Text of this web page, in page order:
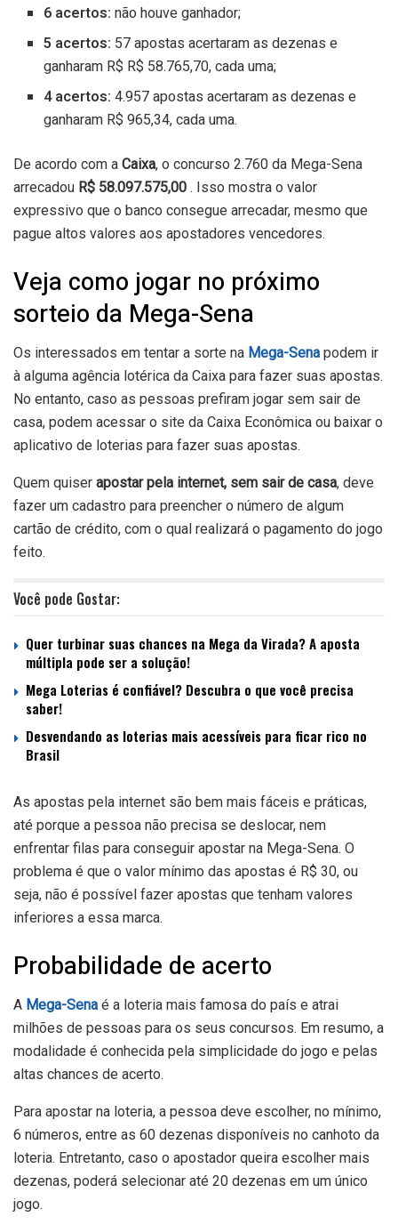
6 acertos: não houve ganhador;
5 acertos: 57 apostas acertaram as dezenas e
ganharam R$ R$ 58.765,70, cada uma;
4 acertos: 4.957 apostas acertaram as dezenas e
ganharam R$ 965,34, cada uma.
De acordo com a Caixa, o concurso 2.760 da Mega-Sena
arrecadou R$ 58.097.575,00 . Isso mostra o valor
expressivo que o banco consegue arrecadar, mesmo que
pague altos valores aos apostadores vencedores.
Veja como jogar no próximo
sorteio da Mega-Sena
Os interessados em tentar a sorte na Mega-Sena podem ir
à alguma agência lotérica da Caixa para fazer suas apostas.
No entanto, caso as pessoas prefiram jogar sem sair de
casa, podem acessar o site da Caixa Econômica ou baixar o
aplicativo de loterias para fazer suas apostas.
Quem quiser apostar pela internet, sem sair de casa, deve
fazer um cadastro para preencher o número de algum
cartão de crédito, com o qual realizará o pagamento do jogo
feito.
Você pode Gostar:
Quer turbinar suas chances na Mega da Virada? A aposta
múltipla pode ser a solução!
Mega Loterias é confiável? Descubra o que você precisa
saber!
Desvendando as loterias mais acessíveis para ficar rico no
Brasil
As apostas pela internet são bem mais fáceis e práticas,
até porque a pessoa não precisa se deslocar, nem
enfrentar filas para conseguir apostar na Mega-Sena. O
problema é que o valor mínimo das apostas é R$ 30, ou
seja, não é possível fazer apostas que tenham valores
inferiores a essa marca.
Probabilidade de acerto
A Mega-Sena é a loteria mais famosa do país e atrai
milhões de pessoas para os seus concursos. Em resumo, a
modalidade é conhecida pela simplicidade do jogo e pelas
altas chances de acerto.
Para apostar na loteria, a pessoa deve escolher, no mínimo,
6 números, entre as 60 dezenas disponíveis no canhoto da
loteria. Entretanto, caso o apostador queira escolher mais
dezenas, poderá selecionar até 20 dezenas em um único
jogo.